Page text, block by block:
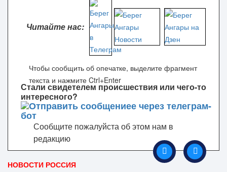
Читайте нас:
Стали свидетелем происшествия или чего-то
интересного?
Сообщите пожалуйста об этом нам в
редакцию
Чтобы сообщить об опечатке, выделите фрагмент
текста и нажмите Ctrl+Enter
НОВОСТИ РОССИЯ